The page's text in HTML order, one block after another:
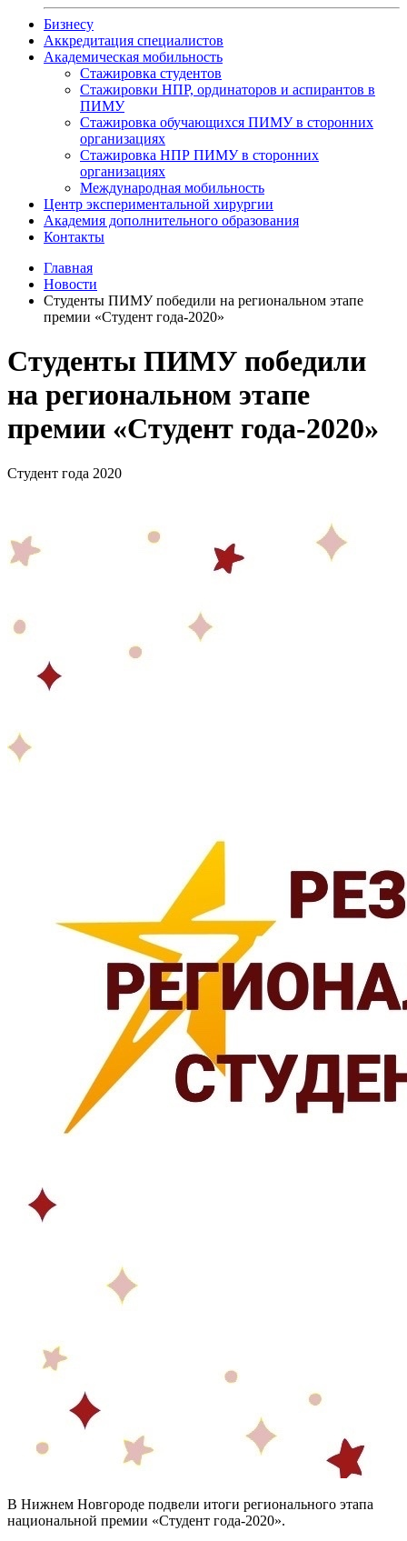
Бизнесу
Аккредитация специалистов
Академическая мобильность
Стажировка студентов
Стажировки НПР, ординаторов и аспирантов в
ПИМУ
Стажировка обучающихся ПИМУ в сторонних
организациях
Стажировка НПР ПИМУ в сторонних
организациях
Международная мобильность
Центр экспериментальной хирургии
Академия дополнительного образования
Контакты
Главная
Новости
Студенты ПИМУ победили на региональном этапе
премии «Студент года-2020»
Студенты ПИМУ победили
на региональном этапе
премии «Студент года-2020»
Студент года 2020
В Нижнем Новгороде подвели итоги регионального этапа
национальной премии «Студент года-2020».